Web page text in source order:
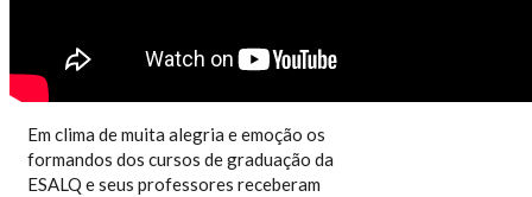
Em clima de muita alegria e emoção os
formandos dos cursos de graduação da
ESALQ e seus professores receberam